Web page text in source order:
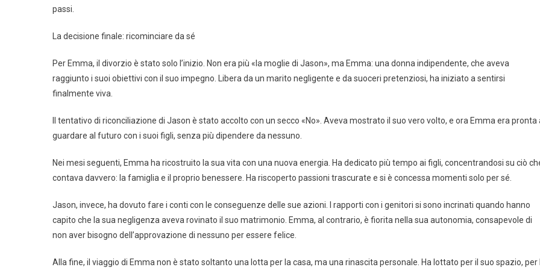
passi.
La decisione finale: ricominciare da sé
Per Emma, il divorzio è stato solo l’inizio. Non era più «la moglie di Jason», ma Emma: una donna indipendente, che aveva
raggiunto i suoi obiettivi con il suo impegno. Libera da un marito negligente e da suoceri pretenziosi, ha iniziato a sentirsi
finalmente viva.
Il tentativo di riconciliazione di Jason è stato accolto con un secco «No». Aveva mostrato il suo vero volto, e ora Emma era pronta
guardare al futuro con i suoi figli, senza più dipendere da nessuno.
Nei mesi seguenti, Emma ha ricostruito la sua vita con una nuova energia. Ha dedicato più tempo ai figli, concentrandosi su ciò
contava davvero: la famiglia e il proprio benessere. Ha riscoperto passioni trascurate e si è concessa momenti solo per sé.
Jason, invece, ha dovuto fare i conti con le conseguenze delle sue azioni. I rapporti con i genitori si sono incrinati quando hanno
capito che la sua negligenza aveva rovinato il suo matrimonio. Emma, al contrario, è fiorita nella sua autonomia, consapevole di
non aver bisogno dell’approvazione di nessuno per essere felice.
Alla fine, il viaggio di Emma non è stato soltanto una lotta per la casa, ma una rinascita personale. Ha lottato per il suo spazio, per